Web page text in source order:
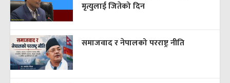
मृत्युलाई जितेको दिन
समाजवाद र नेपालको परराष्ट्र नीति